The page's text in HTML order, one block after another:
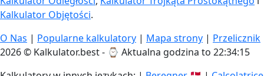
Kalkulator Objętości.
O Nas | Popularne kalkulatory | Mapa strony | Przelicznik
2026 © Kalkulator.best - ⌚ Aktualna godzina to 22:34:16